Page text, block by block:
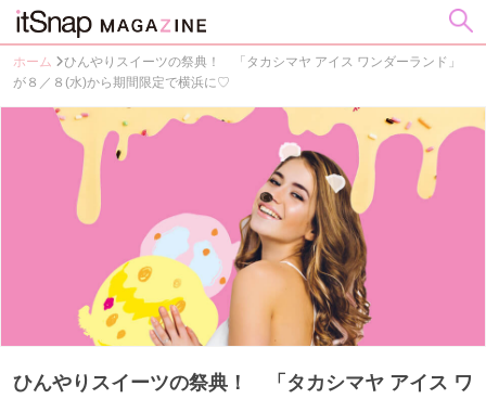
ホーム
ひんやりスイーツの祭典！ 「タカシマヤ アイス ワンダーランド」
が８／８(水)から期間限定で横浜に♡
ひんやりスイーツの祭典！ 「タカシマヤ アイス ワ